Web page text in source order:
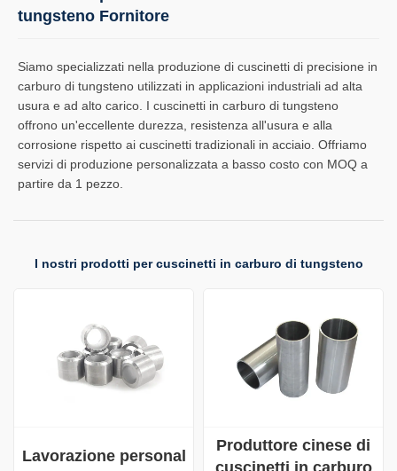
tungsteno Fornitore
Siamo specializzati nella produzione di cuscinetti di precisione in
carburo di tungsteno utilizzati in applicazioni industriali ad alta
usura e ad alto carico. I cuscinetti in carburo di tungsteno
offrono un'eccellente durezza, resistenza all'usura e alla
corrosione rispetto ai cuscinetti tradizionali in acciaio. Offriamo
servizi di produzione personalizzata a basso costo con MOQ a
partire da 1 pezzo.
I nostri prodotti per cuscinetti in carburo di tungsteno
Lavorazione personal
Produttore cinese di
cuscinetti in carburo